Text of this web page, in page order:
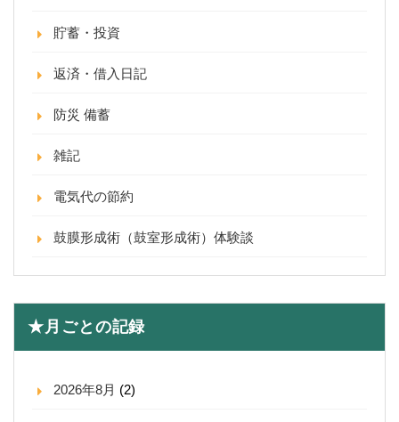
貯蓄・投資
返済・借入日記
防災 備蓄
雑記
電気代の節約
鼓膜形成術（鼓室形成術）体験談
★月ごとの記録
2026年8月 (2)